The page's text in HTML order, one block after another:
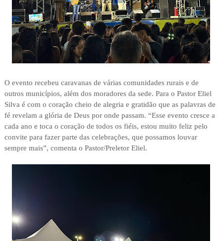
O evento recebeu caravanas de várias comunidades rurais e de
outros municípios, além dos moradores da sede. Para o Pastor Eliel
Silva é com o coração cheio de alegria e gratidão que as palavras de
fé revelam a glória de Deus por onde passam. “Esse evento cresce a
cada ano e toca o coração de todos os fiéis, estou muito feliz pelo
convite para fazer parte das celebrações, que possamos louvar
sempre mais”, comenta o Pastor/Preletor Eliel.